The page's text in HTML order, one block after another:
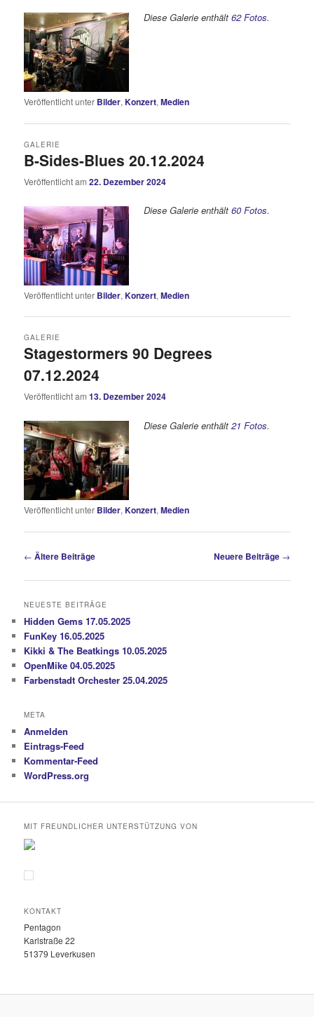
Diese Galerie enthält62 Fotos.
Veröffentlicht unter Bilder,Konzert,Medien
B-Sides-Blues 20.12.2024
GALERIE
Veröffentlicht am22. Dezember 2024
Diese Galerie enthält60 Fotos.
Veröffentlicht unter Bilder,Konzert,Medien
Stagestormers 90 Degrees
07.12.2024
GALERIE
Veröffentlicht am13. Dezember 2024
Diese Galerie enthält21 Fotos.
Veröffentlicht unter Bilder,Konzert,Medien
Beitragsnavigation
← Ältere Beiträge Neuere Beiträge →
NEUESTE BEITRÄGE
Hidden Gems 17.05.2025
FunKey 16.05.2025
Kikki & The Beatkings 10.05.2025
OpenMike 04.05.2025
Farbenstadt Orchester 25.04.2025
META
Anmelden
Eintrags-Feed
Kommentar-Feed
WordPress.org
MIT FREUNDLICHER UNTERSTÜTZUNG VON
KONTAKT
Pentagon
Karlstraße 22
51379 Leverkusen